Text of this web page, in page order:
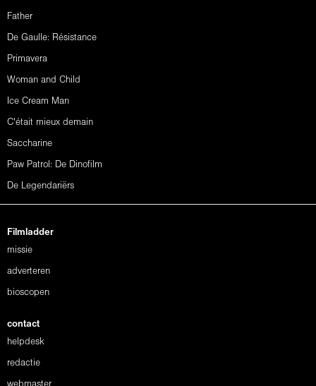
Father
De Gaulle: Résistance
Primavera
Woman and Child
Ice Cream Man
C'était mieux demain
Saccharine
Paw Patrol: De Dinofilm
De Legendariërs
Filmladder
missie
adverteren
bioscopen
contact
helpdesk
redactie
webmaster